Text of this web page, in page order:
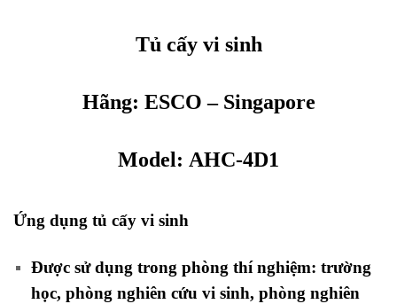
Tủ cấy vi sinh
Hãng: ESCO – Singapore
Model: AHC-4D1
Ứng dụng tủ cấy vi sinh
Được sử dụng trong phòng thí nghiệm: trường
học, phòng nghiên cứu vi sinh, phòng nghiên